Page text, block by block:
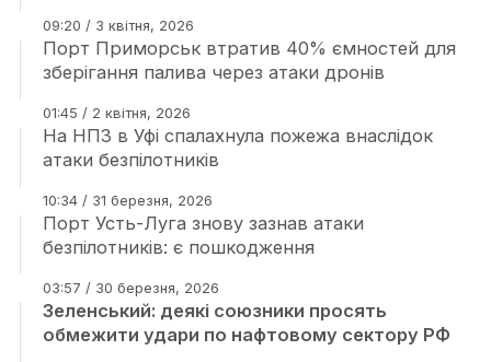
09:20 / 3 квітня, 2026
Порт Приморськ втратив 40% ємностей для
зберігання палива через атаки дронів
01:45 / 2 квітня, 2026
На НПЗ в Уфі спалахнула пожежа внаслідок
атаки безпілотників
10:34 / 31 березня, 2026
Порт Усть-Луга знову зазнав атаки
безпілотників: є пошкодження
03:57 / 30 березня, 2026
Зеленський: деякі союзники просять
обмежити удари по нафтовому сектору РФ